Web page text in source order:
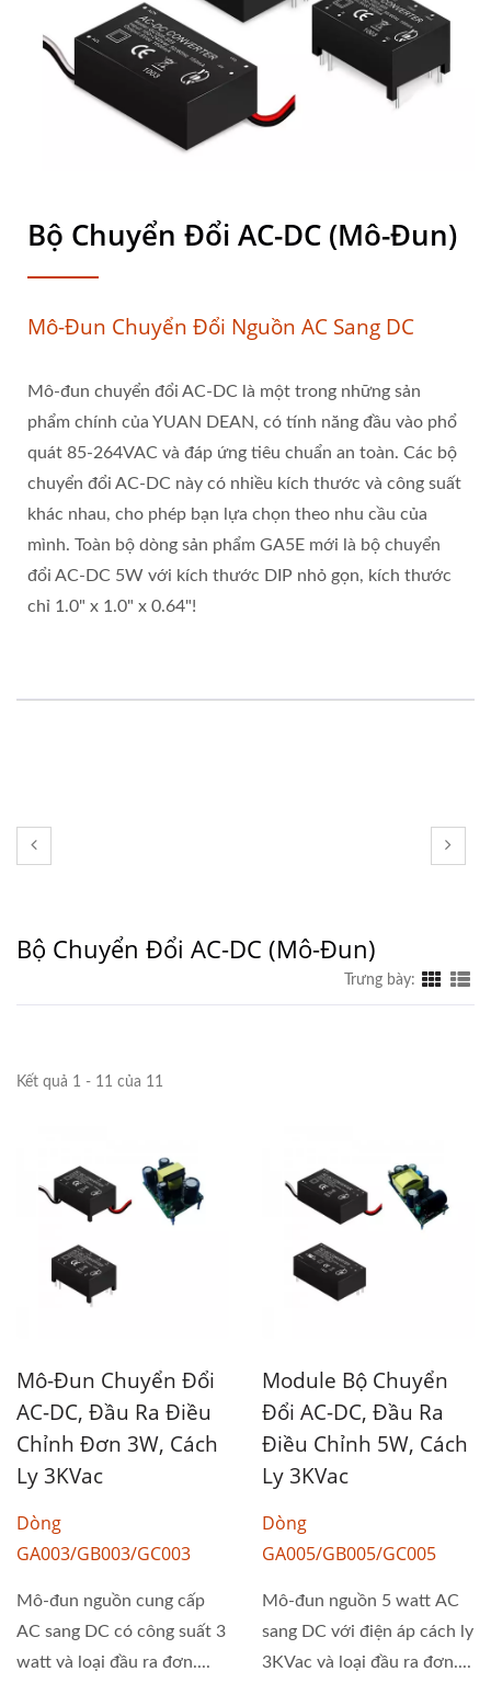
Bộ Chuyển Đổi AC-DC (Mô-Đun)
Mô-Đun Chuyển Đổi Nguồn AC Sang DC
Mô-đun chuyển đổi AC-DC là một trong những sản
phẩm chính của YUAN DEAN, có tính năng đầu vào phổ
quát 85-264VAC và đáp ứng tiêu chuẩn an toàn. Các bộ
chuyển đổi AC-DC này có nhiều kích thước và công suất
khác nhau, cho phép bạn lựa chọn theo nhu cầu của
mình. Toàn bộ dòng sản phẩm GA5E mới là bộ chuyển
đổi AC-DC 5W với kích thước DIP nhỏ gọn, kích thước
chỉ 1.0" x 1.0" x 0.64"!
Bộ Chuyển Đổi AC-DC (Mô-Đun)
Trưng bày:
Kết quả 1 - 11 của 11
Mô-Đun Chuyển Đổi
AC-DC, Đầu Ra Điều
Chỉnh Đơn 3W, Cách
Ly 3KVac
Dòng
GA003/GB003/GC003
Mô-đun nguồn cung cấp
AC sang DC có công suất 3
watt và loại đầu ra đơn....
Module Bộ Chuyển
Đổi AC-DC, Đầu Ra
Điều Chỉnh 5W, Cách
Ly 3KVac
Dòng
GA005/GB005/GC005
Mô-đun nguồn 5 watt AC
sang DC với điện áp cách ly
3KVac và loại đầu ra đơn....